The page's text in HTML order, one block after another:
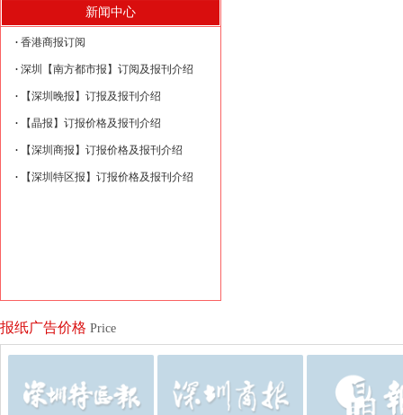
新闻中心
香港商报订阅
深圳【南方都市报】订阅及报刊介绍
【深圳晚报】订报及报刊介绍
【晶报】订报价格及报刊介绍
【深圳商报】订报价格及报刊介绍
【深圳特区报】订报价格及报刊介绍
报纸广告价格 Price